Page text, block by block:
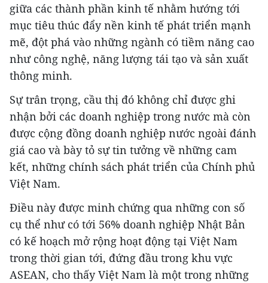
giữa các thành phần kinh tế nhằm hướng tới
mục tiêu thúc đẩy nền kinh tế phát triển mạnh
mẽ, đột phá vào những ngành có tiềm năng cao
như công nghệ, năng lượng tái tạo và sản xuất
thông minh.
Sự trân trọng, cầu thị đó không chỉ được ghi
nhận bởi các doanh nghiệp trong nước mà còn
được cộng đồng doanh nghiệp nước ngoài đánh
giá cao và bày tỏ sự tin tưởng về những cam
kết, những chính sách phát triển của Chính phủ
Việt Nam.
Điều này được minh chứng qua những con số
cụ thể như có tới 56% doanh nghiệp Nhật Bản
có kế hoạch mở rộng hoạt động tại Việt Nam
trong thời gian tới, đứng đầu trong khu vực
ASEAN, cho thấy Việt Nam là một trong những